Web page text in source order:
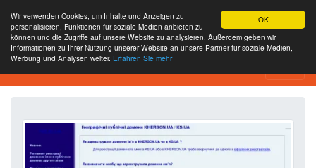
OK
Wir verwenden Cookies, um Inhalte und Anzeigen zu
personalisieren, Funktionen für soziale Medien anbieten zu
können und die Zugriffe auf unsere Website zu analysieren. Außerdem geben wir
Informationen zu Ihrer Nutzung unserer Website an unsere Partner für soziale Medien,
Werbung und Analysen weiter. Erfahren Sie mehr
Website-Analyse-Tool